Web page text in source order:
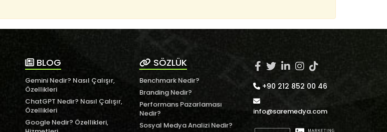
BLOG
Gemini Nedir? Nasıl Çalışır,
Özellikleri
ChatGPT Nedir? Nasıl Çalışır,
Özellikleri
Google Nedir? Özellikleri,
SÖZLÜK
Benchmark Nedir?
Branding Nedir?
Performans Pazarlaması
Nedir?
Sosyal Medya Analizi Nedir?
+90 212 852 00 46
info@saremedya.com